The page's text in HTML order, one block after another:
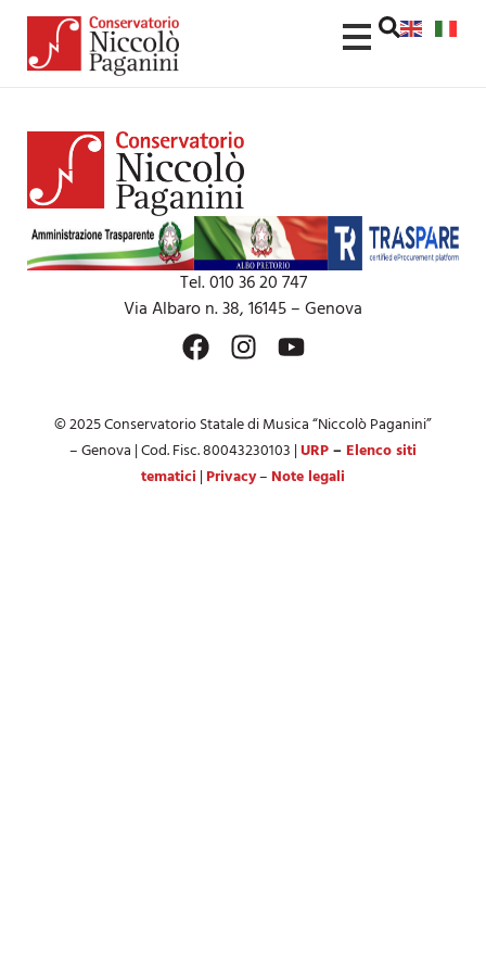
contenuto
Tel. 010 36 20 747
Via Albaro n. 38, 16145 – Genova
© 2025 Conservatorio Statale di Musica “Niccolò Paganini”
– Genova | Cod. Fisc. 80043230103 |URP– Elenco siti
tematici | Privacy– Note legali